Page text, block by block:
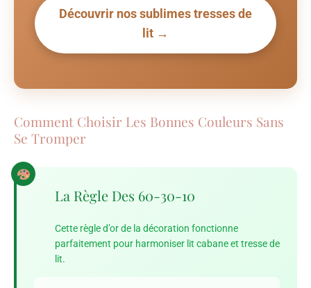
Découvrir nos sublimes tresses de
lit →
Comment Choisir Les Bonnes Couleurs Sans
Se Tromper
La Règle Des 60-30-10
Cette règle d’or de la décoration fonctionne
parfaitement pour harmoniser lit cabane et tresse de
lit.